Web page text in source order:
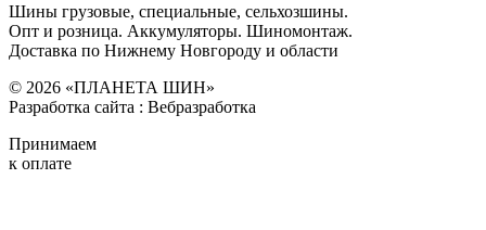
Шины грузовые, специальные, сельхозшины.
Опт и розница. Аккумуляторы. Шиномонтаж.
Доставка по Нижнему Новгороду и области
© 2026 «ПЛАНЕТА ШИН»
Разработка сайта : Вебразработка
Принимаем
к оплате